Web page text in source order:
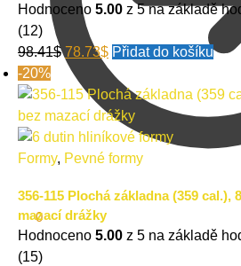
0.00$ 0
Hodnoceno 5.00 z 5 na základě
(12)
98.41$ 78.73$ Přidat do košíku
-20%
Formy, Pevné formy
356-115 Plochá základna (359 cal.),
mazací drážky
Hodnoceno 5.00 z 5 na základě
(15)